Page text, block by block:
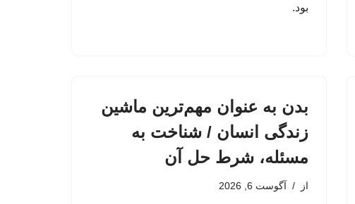
بود.
بدن به عنوان مهم‌ترین ماشین
زندگی انسان / شناخت به
مسئله، شرط حل آن
از آگوست 6, 2026